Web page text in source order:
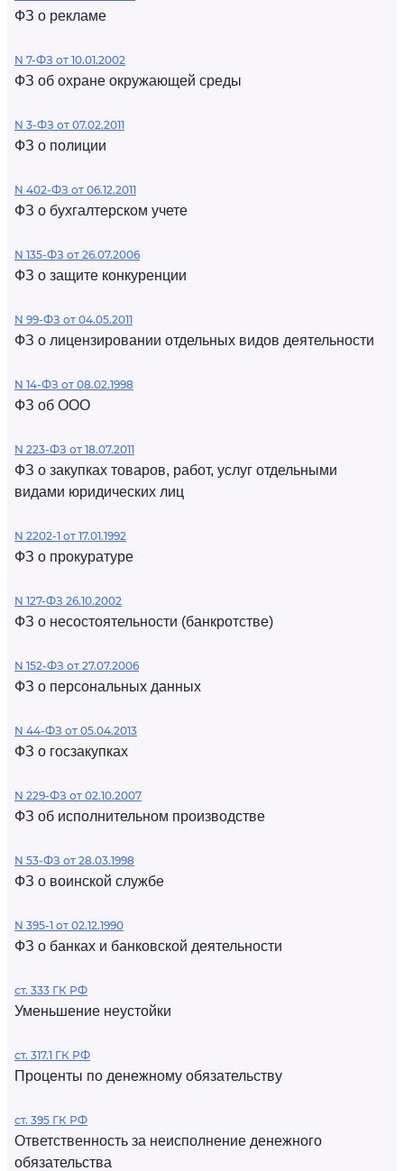
ФЗ о рекламе
N 7-ФЗ от 10.01.2002
ФЗ об охране окружающей среды
N 3-ФЗ от 07.02.2011
ФЗ о полиции
N 402-ФЗ от 06.12.2011
ФЗ о бухгалтерском учете
N 135-ФЗ от 26.07.2006
ФЗ о защите конкуренции
N 99-ФЗ от 04.05.2011
ФЗ о лицензировании отдельных видов деятельности
N 14-ФЗ от 08.02.1998
ФЗ об ООО
N 223-ФЗ от 18.07.2011
ФЗ о закупках товаров, работ, услуг отдельными
видами юридических лиц
N 2202-1 от 17.01.1992
ФЗ о прокуратуре
N 127-ФЗ 26.10.2002
ФЗ о несостоятельности (банкротстве)
N 152-ФЗ от 27.07.2006
ФЗ о персональных данных
N 44-ФЗ от 05.04.2013
ФЗ о госзакупках
N 229-ФЗ от 02.10.2007
ФЗ об исполнительном производстве
N 53-ФЗ от 28.03.1998
ФЗ о воинской службе
N 395-1 от 02.12.1990
ФЗ о банках и банковской деятельности
ст. 333 ГК РФ
Уменьшение неустойки
ст. 317.1 ГК РФ
Проценты по денежному обязательству
ст. 395 ГК РФ
Ответственность за неисполнение денежного
обязательства